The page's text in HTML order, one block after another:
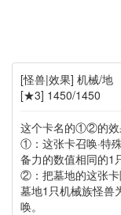
[怪兽|效果] 机械/地
[★3] 1450/1450
这个卡名的①②的效
①：这张卡召唤·特
备力的数值相同的1
②：把墓地的这张卡
墓地1只机械族怪兽
唤。